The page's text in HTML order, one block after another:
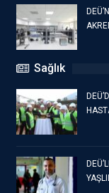
Sağlık